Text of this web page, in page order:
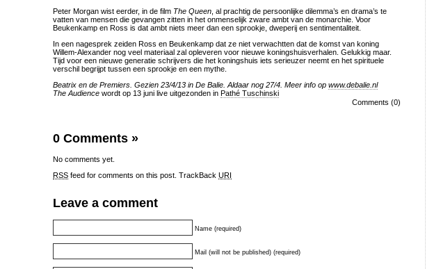
Peter Morgan wist eerder, in de film The Queen , al prachtig de persoonlijke dilemma’s en drama’s te
vatten van mensen die gevangen zitten in het onmenselijk zware ambt van de monarchie. Voor
Beukenkamp en Ross is dat ambt niets meer dan een sprookje, dweperij en sentimentaliteit.
In een nagesprek zeiden Ross en Beukenkamp dat ze niet verwachtten dat de komst van koning
Willem-Alexander nog veel materiaal zal opleveren voor nieuwe koningshuisverhalen. Gelukkig maar.
Tijd voor een nieuwe generatie schrijvers die het koningshuis iets serieuzer neemt en het spirituele
verschil begrijpt tussen een sprookje en een mythe.
Beatrix en de Premiers . Gezien 23/4/13 in De Balie. Aldaar nog 27/4. Meer info op www.debalie.nl
The Audience wordt op 13 juni live uitgezonden in Pathé Tuschinski
Comments (0)
0 Comments »
No comments yet.
RSS feed for comments on this post. TrackBack URI
Leave a comment
Name (required)
Mail (will not be published) (required)